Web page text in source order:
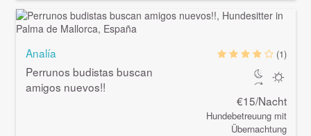
Analía
Perrunos budistas buscan
amigos nuevos!!
(1)
€15/Nacht
Hundebetreuung mit
Übernachtung